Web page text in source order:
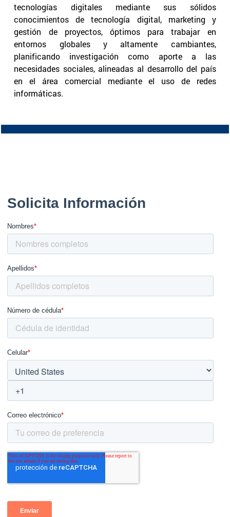
tecnologías digitales mediante sus sólidos
conocimientos de tecnología digital, marketing y
gestión de proyectos, óptimos para trabajar en
entornos globales y altamente cambiantes,
planificando investigación como aporte a las
necesidades sociales, alineadas al desarrollo del país
en el área comercial mediante el uso de redes
informáticas.